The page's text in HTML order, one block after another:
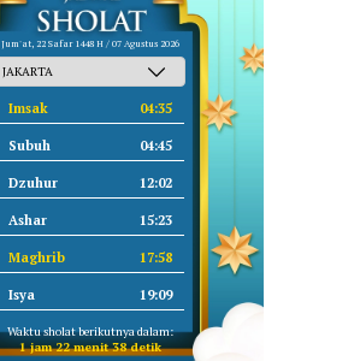
Jum'at, 22 Safar 1448 H / 07 Agustus 2026
Imsak 04:35
Subuh 04:45
Dzuhur 12:02
Ashar 15:23
Maghrib 17:58
Isya 19:09
Waktu sholat berikutnya dalam:
1 jam 22 menit 37 detik